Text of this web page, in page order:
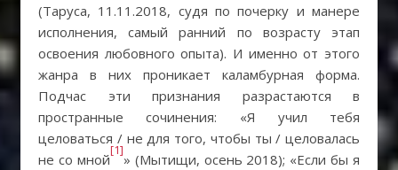
(Таруса, 11.11.2018, судя по почерку и манере
исполнения, самый ранний по возрасту этап
освоения любовного опыта). И именно от этого
жанра в них проникает каламбурная форма.
Подчас эти признания разрастаются в
пространные сочинения: «Я учил тебя
целоваться / не для того, чтобы ты / целовалась
не со мной
[1]
» (Мытищи, осень 2018); «Если бы я